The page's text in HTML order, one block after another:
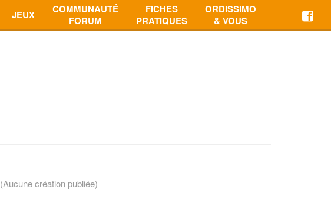
JEUX
COMMUNAUTÉ
FORUM
FICHES
PRATIQUES
ORDISSIMO
& VOUS
(Aucune création publiée)